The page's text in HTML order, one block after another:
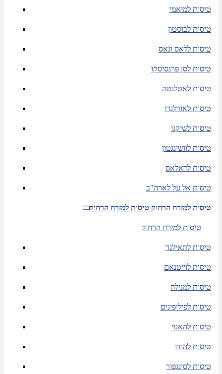
טיסות למיאמי
טיסות לבוסטון
טיסות ללאס וגאס
טיסות לסן פרנסיסקו
טיסות לאטלנטה
טיסות לאורלנדו
טיסות לשיקגו
טיסות לוושינגטון
טיסות לדאלאס
טיסות אל על לארה"ב
טיסות למזרח הרחוק טיסות למזרח הרחוק
טיסות למזרח הרחוק
טיסות לתאילנד
טיסות לוייטנאם
טיסות למנילה
טיסות לפיליפינים
טיסות להאנוי
טיסות להודו
טיסות לסינגפור